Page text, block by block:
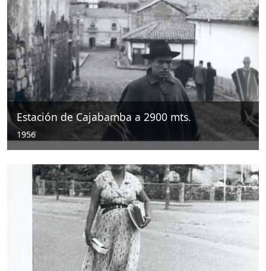
Estación de Cajabamba a 2900 mts.
1956